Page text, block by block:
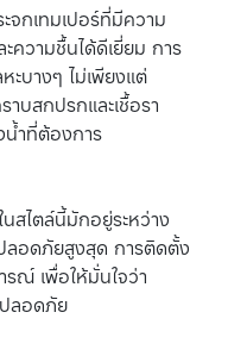
จกเทมเปอร์ที่มีความ
ความชื้นได้ดีเยี่ยม การ
ะบางๆ ไม่เพียงแต่
บสกปรกและเชื้อรา
น้ำที่ต้องการ
สไตล์นี้มักอยู่ระหว่าง
ลอดภัยสูงสุด การติดตั้ง
ณ์ เพื่อให้มั่นใจว่า
ปลอดภัย